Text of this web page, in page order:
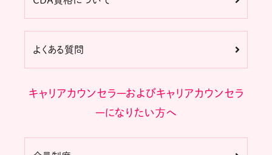
よくある質問
キャリアカウンセラーおよびキャリアカウンセラ
ーになりたい方へ